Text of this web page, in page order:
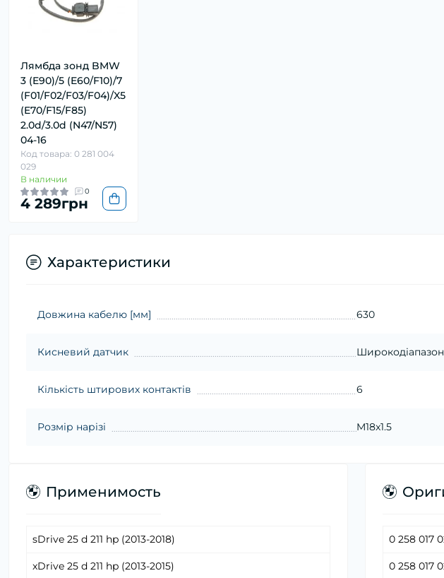
Лямбда зонд BMW
3 (E90)/5 (E60/F10)/7
(F01/F02/F03/F04)/X5
(E70/F15/F85)
2.0d/3.0d (N47/N57)
04-16
Код товара: 0 281 004
029
В наличии
0
4 289грн
Характеристики
Довжина кабелю [мм] 630
Кисневий датчик
Кількість штирових контактів 6
Розмір нарізі M18x1.5
Применимость
sDrive 25 d 211 hp (2013-2018)
xDrive 25 d 211 hp (2013-2015)
0 258 017
0 258 017